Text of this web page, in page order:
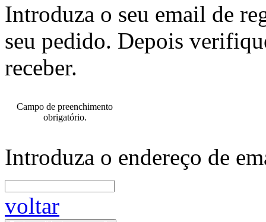
Introduza o seu email de
seu pedido. Depois
receber.
Campo de preenchimento
obrigatório.
Introduza o endereço de
voltar